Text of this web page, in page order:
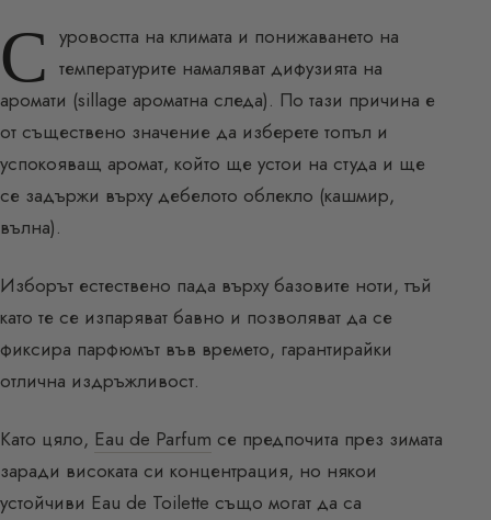
С уровостта на климата и понижаването на
температурите намаляват дифузията на
аромати (sillage ароматна следа). По тази причина е
от съществено значение да изберете топъл и
успокояващ аромат, който ще устои на студа и ще
се задържи върху дебелото облекло (кашмир,
вълна).
Изборът естествено пада върху базовите ноти, тъй
като те се изпаряват бавно и позволяват да се
фиксира парфюмът във времето, гарантирайки
отлична издръжливост.
Като цяло, Eau de Parfum се предпочита през зимата
заради високата си концентрация, но някои
устойчиви Eau de Toilette също могат да са